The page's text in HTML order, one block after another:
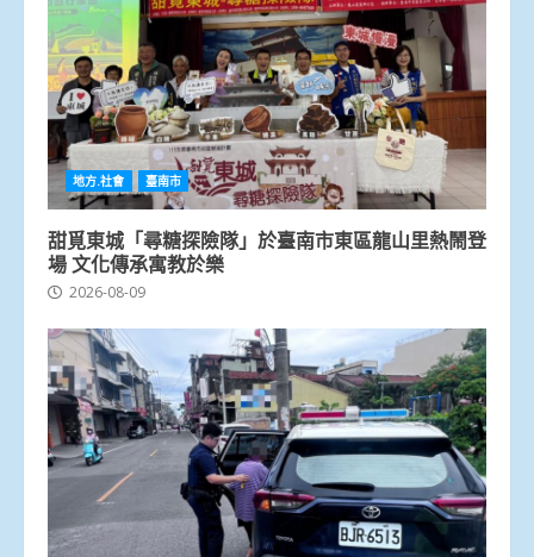
地方.社會 臺南市
甜覓東城「尋糖探險隊」於臺南市東區龍山里熱鬧登
場 文化傳承寓教於樂
2026-08-09